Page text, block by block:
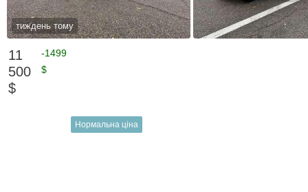
тиждень тому
11
500
$
-1499
$
Нормальна ціна